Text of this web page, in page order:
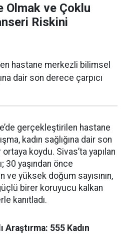
Olmak ve Çoklu
Riskini
hastane merkezli bilimsel
dair son derece çarpıcı
gerçekleştirilen hastane
kadın sağlığına dair son
koydu. Sivas’ta yapılan
30 yaşından önce
yüksek doğum sayısının,
birer koruyucu kalkan
kanıtladı.
Araştırma: 555 Kadın